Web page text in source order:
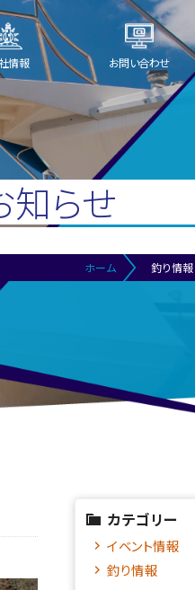
情報 お問い合わせ
知らせ
ホーム 釣り情報
カテゴリー
イベント情報
釣り情報